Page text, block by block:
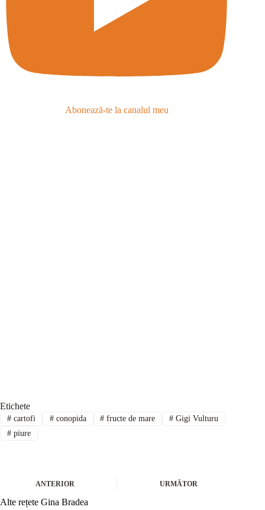
Abonează-te la canalul meu
Etichete
#cartofi #conopida # fructe de mare # Gigi Vulturu
#piure
ANTERIOR URMĂTOR
Alte rețete Gina Bradea